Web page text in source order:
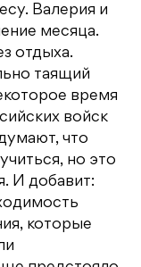
Валерия и
месяца.
отдыха.
таящий
время
войск
что
но это
И добавит:
которые